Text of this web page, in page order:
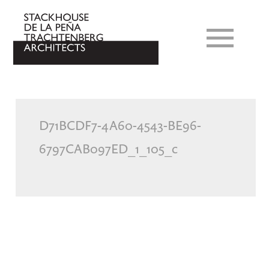
D71BCDF7-4A60-4543-BE96-
6797CAB097ED_1_105_c